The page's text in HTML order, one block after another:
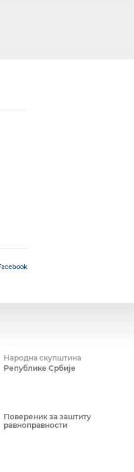
Народна скупштина
Републике Србије
Повереник за заштиту
равноправности